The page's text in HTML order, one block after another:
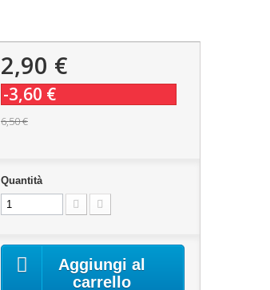
2,90 €
-3,60 €
6,50 €
Quantità
Aggiungi al
carrello